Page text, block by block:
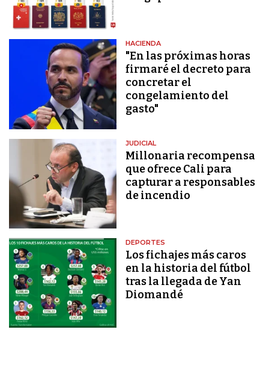
HACIENDA
"En las próximas horas
firmaré el decreto para
concretar el
congelamiento del
gasto"
JUDICIAL
Millonaria recompensa
que ofrece Cali para
capturar a responsables
de incendio
DEPORTES
Los fichajes más caros
en la historia del fútbol
tras la llegada de Yan
Diomandé